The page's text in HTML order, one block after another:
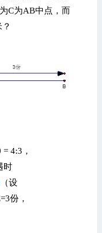
C为AB中点，而
4:3，
时
（设
份，